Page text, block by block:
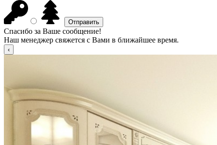
Спасибо за Ваше сообщение!
Наш менеджер свяжется с Вами в ближайшее время.